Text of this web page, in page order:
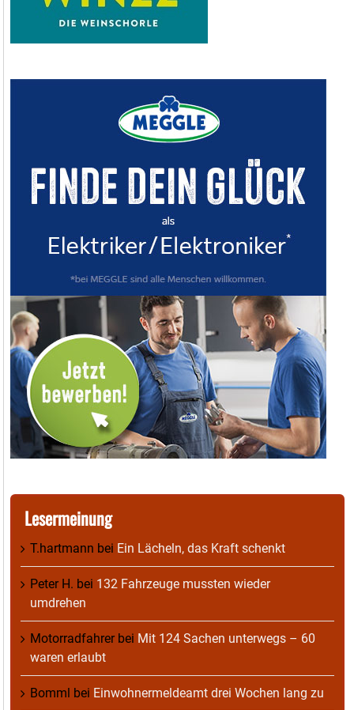
Lesermeinung
T.hartmann bei Ein Lächeln, das Kraft schenkt
Peter H. bei 132 Fahrzeuge mussten wieder
umdrehen
Motorradfahrerbei Mit 124 Sachen unterwegs – 60
waren erlaubt
Bomml bei Einwohnermeldeamt drei Wochen lang zu